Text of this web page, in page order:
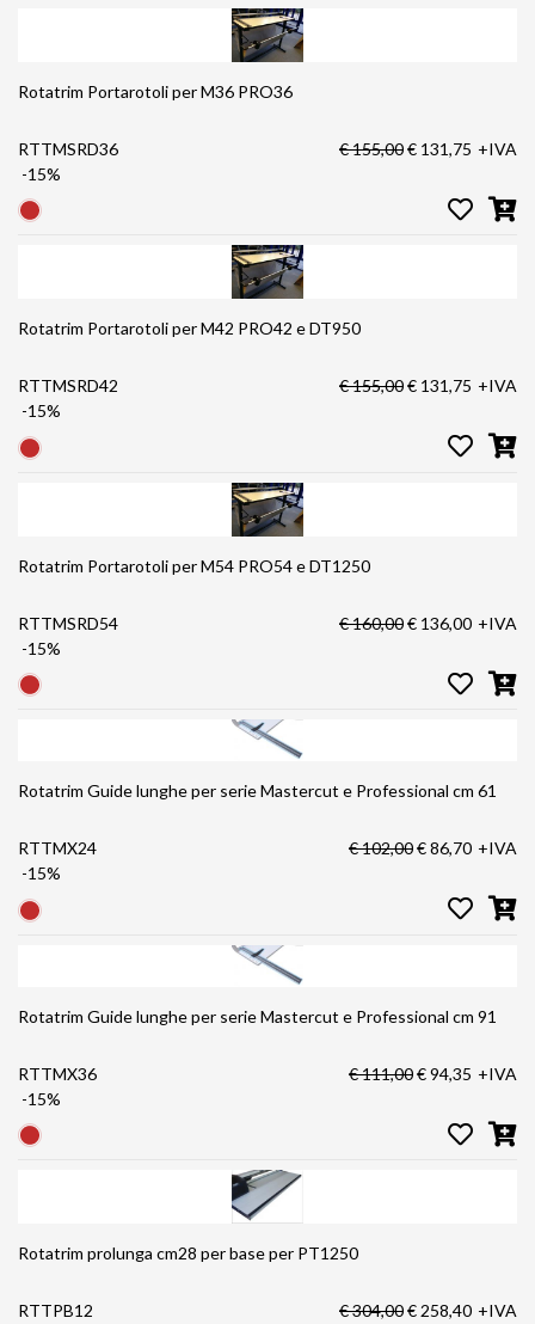
Rotatrim Portarotoli per M36 PRO36
RTTMSRD36
-15%
€ 155,00€ 131,75 +IVA
Rotatrim Portarotoli per M42 PRO42 e DT950
RTTMSRD42
-15%
€ 155,00€ 131,75 +IVA
Rotatrim Portarotoli per M54 PRO54 e DT1250
RTTMSRD54
-15%
€ 160,00€ 136,00 +IVA
Rotatrim Guide lunghe per serie Mastercut e Professional cm 61
RTTMX24
-15%
€ 102,00€ 86,70 +IVA
Rotatrim Guide lunghe per serie Mastercut e Professional cm 91
RTTMX36
-15%
€ 111,00€ 94,35 +IVA
Rotatrim prolunga cm28 per base per PT1250
RTTPB12
€ 304,00€ 258,40 +IVA